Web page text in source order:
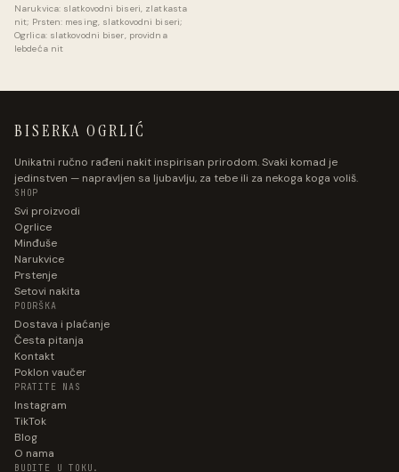
Narukvica: slatkovodni biseri, zlatkasta
nit; Prsten: mesing, slatkovodni biseri;
Ogrlica: slatkovodni biser, providna
lebdeća nit
BISERKA OGRLIĆ
Unikatni ručno rađeni nakit inspirisan prirodom. Svaki komad je
jedinstven — napravljen sa ljubavlju, za tebe ili za nekoga koga voliš.
SHOP
Svi proizvodi
Ogrlice
Minđuše
Narukvice
Prstenje
Setovi nakita
PODRŠKA
Dostava i plaćanje
Česta pitanja
Kontakt
Poklon vaučer
PRATITE NAS
Instagram
TikTok
Blog
O nama
BUDITE U TOKU.